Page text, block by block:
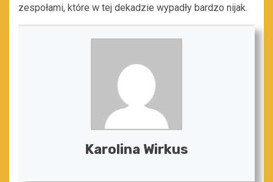
zespołami, które w tej dekadzie wypadły bardzo nijak.
Karolina Wirkus